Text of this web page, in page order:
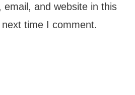
email, and website in this
time I comment.